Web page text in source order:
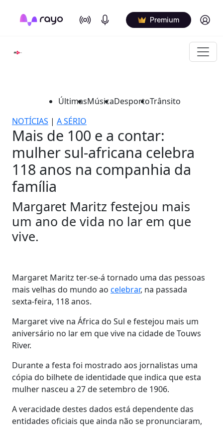
On Air Podcasts Premium Log in
ÚltimasMúsicaDesportoTrânsito
NOTÍCIAS | A SÉRIO
Mais de 100 e a contar:
mulher sul-africana celebra
118 anos na companhia da
família
Margaret Maritz festejou mais
um ano de vida no lar em que
vive.
Margaret Maritz ter-se-á tornado uma das pessoas
mais velhas do mundo ao celebrar, na passada
sexta-feira, 118 anos.
Margaret vive na África do Sul e festejou mais um
aniversário no lar em que vive na cidade de Touws
River.
Durante a festa foi mostrado aos jornalistas uma
cópia do bilhete de identidade que indica que esta
mulher nasceu a 27 de setembro de 1906.
A veracidade destes dados está dependente das
entidades oficiais que ainda não se pronunciaram,